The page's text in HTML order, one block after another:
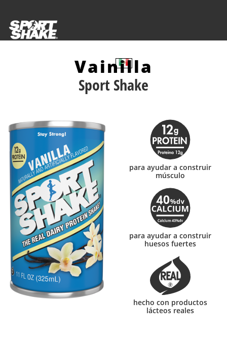
¿DÓNDE COMPRAR?Vainilla
Sport Shake
para ayudar a construir
músculo
para ayudar a construir
huesos fuertes
hecho con productos
lácteos reales